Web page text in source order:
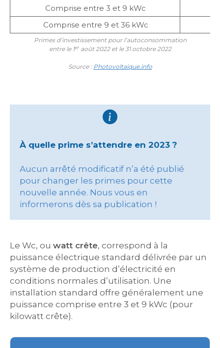
Comprise entre 3 et 9 kWc
Comprise entre 9 et 36 kWc
Primes d’investissement pour l’autoconsommation
entre le 1eraoût 2022 et le 31 octobre 2022
Source : Photovoltaique.info
À quelle prime s’attendre en 2023 ?
Aucun arrêté modificatif n’a été publié
pour changer les primes pour cette
nouvelle année. Nous vous en
informerons dès sa publication !
Le Wc, ou watt crête, correspond à la
puissance électrique standard délivrée par un
système de production d’électricité en
conditions normales d’utilisation. Une
installation standard offre généralement une
puissance comprise entre 3 et 9 kWc (pour
kilowatt crête).